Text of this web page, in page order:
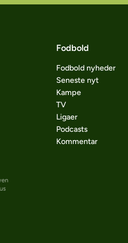
Fodbold
Fodbold nyheder
Seneste nyt
Kampe
TV
Ligaer
Podcasts
Kommentar